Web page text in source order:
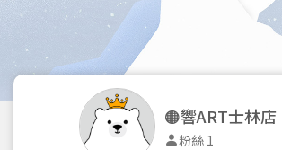
🟠響ART士林店
粉絲 1